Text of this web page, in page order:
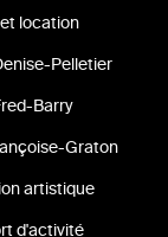
location
Pelletier
Barry
Graton
artistique
d'activité